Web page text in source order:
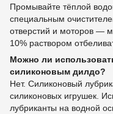
Промывайте тёплой
специальным
отверстий и моторов —
10% раствором
Можно ли
силиконовым дилдо?
Нет. Силиконовый
силиконовых игрушек.
лубриканты на водной